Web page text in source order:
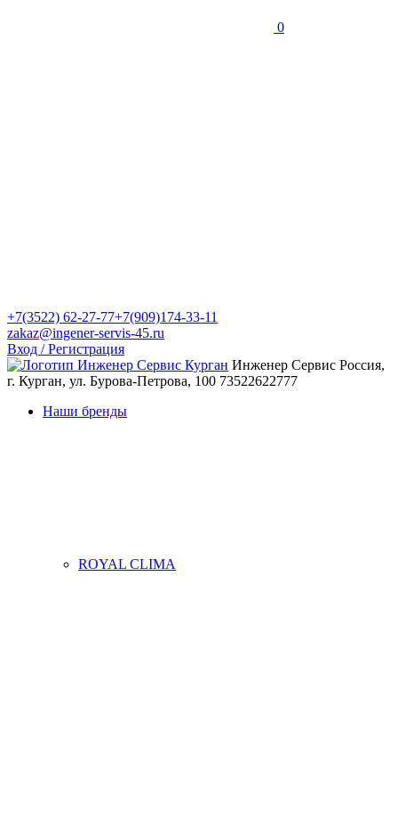
0
+7(3522) 62-27-77+7(909)174-33-11
zakaz@ingener-servis-45.ru
Вход / Регистрация
Инженер Сервис Россия,
г. Курган, ул. Бурова-Петрова, 100 73522622777
Наши бренды
ROYAL CLIMA